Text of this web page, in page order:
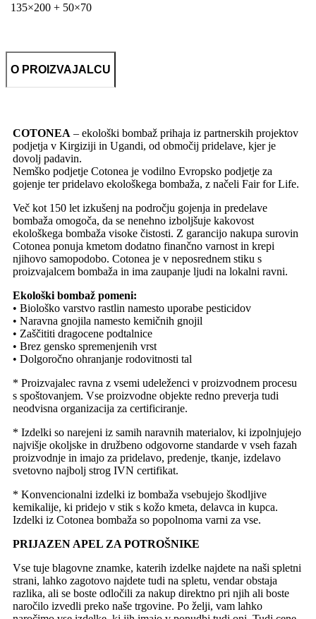
135×200 + 50×70
O PROIZVAJALCU
COTONEA – ekološki bombaž prihaja iz partnerskih projektov
podjetja v Kirgiziji in Ugandi, od območij pridelave, kjer je
dovolj padavin.
Nemško podjetje Cotonea je vodilno Evropsko podjetje za
gojenje ter pridelavo ekološkega bombaža, z načeli Fair for Life.
Več kot 150 let izkušenj na področju gojenja in predelave
bombaža omogoča, da se nenehno izboljšuje kakovost
ekološkega bombaža visoke čistosti. Z garancijo nakupa surovin
Cotonea ponuja kmetom dodatno finančno varnost in krepi
njihovo samopodobo. Cotonea je v neposrednem stiku s
proizvajalcem bombaža in ima zaupanje ljudi na lokalni ravni.
Ekološki bombaž pomeni:
• Biološko varstvo rastlin namesto uporabe pesticidov
• Naravna gnojila namesto kemičnih gnojil
• Zaščititi dragocene podtalnice
• Brez gensko spremenjenih vrst
• Dolgoročno ohranjanje rodovitnosti tal
* Proizvajalec ravna z vsemi udeleženci v proizvodnem procesu
s spoštovanjem. Vse proizvodne objekte redno preverja tudi
neodvisna organizacija za certificiranje.
* Izdelki so narejeni iz samih naravnih materialov, ki izpolnjujejo
najvišje okoljske in družbeno odgovorne standarde v vseh fazah
proizvodnje in imajo za pridelavo, predenje, tkanje, izdelavo
svetovno najbolj strog IVN certifikat.
* Konvencionalni izdelki iz bombaža vsebujejo škodljive
kemikalije, ki pridejo v stik s kožo kmeta, delavca in kupca.
Izdelki iz Cotonea bombaža so popolnoma varni za vse.
PRIJAZEN APEL ZA POTROŠNIKE
Vse tuje blagovne znamke, katerih izdelke najdete na naši spletni
strani, lahko zagotovo najdete tudi na spletu, vendar obstaja
razlika, ali se boste odločili za nakup direktno pri njih ali boste
naročilo izvedli preko naše trgovine. Po želji, vam lahko